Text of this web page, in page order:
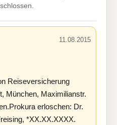
11.08.2015
Reiseversicherung
München, Maximilianstr.
erloschen: Dr.
*XX.XX.XXXX.